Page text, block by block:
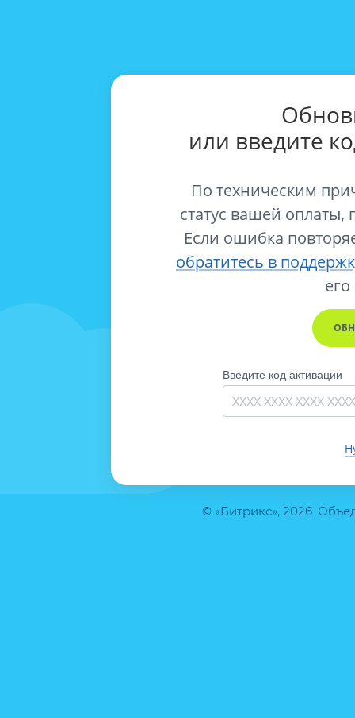
© «Битрикс», 2026.
или введите
По техническим
статус вашей оплаты,
Если ошибка
обратитесь в
его
Введите код активации